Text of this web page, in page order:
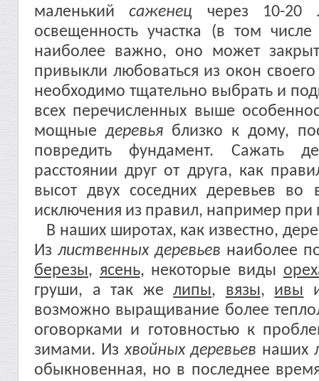
маленькийсаженец через 10-20
освещенность участка (в том
наиболее важно, оно может
привыкли любоваться из окон
необходимо тщательно выбрать и
всех перечисленных выше
мощные деревья близко к дому,
повредить фундамент. Сажать
расстоянии друг от друга, как
высот двух соседних деревьев во
исключения из правил, например при
В наших широтах, как известно,
Из лиственных деревьев наиболее
березы, ясень, некоторые виды
груши, а так желипы, вязы, ивы
возможно выращивание более
оговорками и готовностью к
зимами. Изхвойных деревьев наших
обыкновенная, но в последнее